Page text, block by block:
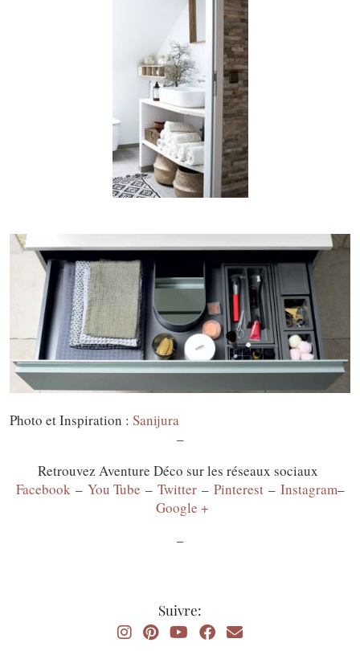
Photo et Inspiration : Sanijura
–
Retrouvez Aventure Déco sur les réseaux sociaux
Facebook – You Tube – Twitter – Pinterest – Instagram–
Google +
–
Suivre: